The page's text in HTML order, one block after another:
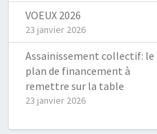
VOEUX 2026
23 janvier 2026
Assainissement collectif: le
plan de financement à
remettre sur la table
23 janvier 2026